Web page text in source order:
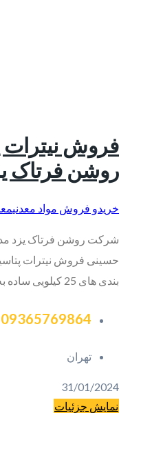
روشن فرتاک
خریدو فروش مواد معدنی
شرکت روشن فرتاک یزد
بندی های 25 کیلویی ساده به ش...
09365769864
تهران
31/01/2024
نمایش جزئیات